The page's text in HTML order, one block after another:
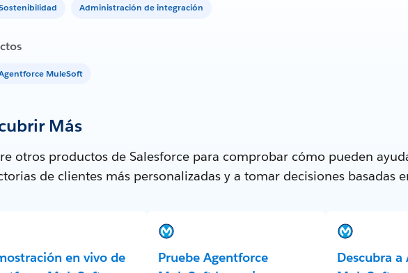
Administración de integración
MuleSoft
Más
otros productos de Salesforce para comprobar cómo pueden
de clientes más personalizadas y a tomar decisiones basadas
en vivo de
Pruebe Agentforce
Descubra